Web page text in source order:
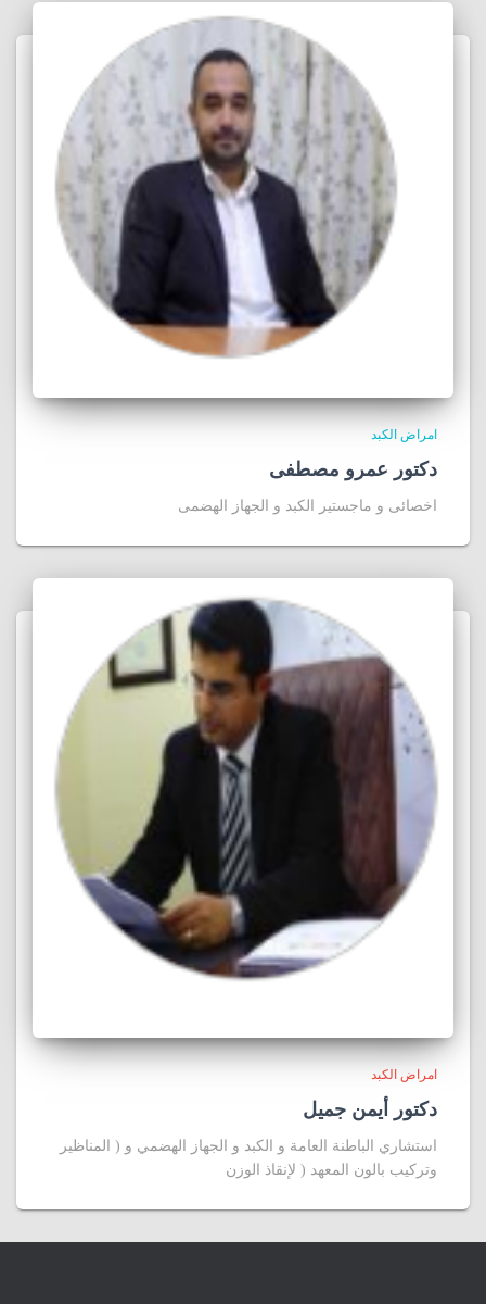
امراض الكبد
دكتور عمرو مصطفى
اخصائى و ماجستير الكبد و الجهاز الهضمى
امراض الكبد
دكتور أيمن جميل
استشاري الباطنة العامة و الكبد و الجهاز الهضمي و ( المناظير
وتركيب بالون المعهد ( لإنقاذ الوزن